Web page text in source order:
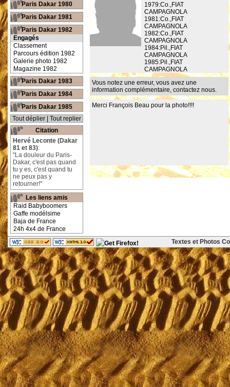
1979:Co.,FIAT
CAMPAGNOLA
1981:Co.,FIAT
CAMPAGNOLA
1982:Co.,FIAT
CAMPAGNOLA
1984:Pil.,FIAT
CAMPAGNOLA
1985:Pil.,FIAT
CAMPAGNOLA
Vous notez une erreur, vous avez une
information complémentaire, contactez nous.
Merci François Beau pour la photo!!!!
Paris Dakar 1980
Paris Dakar 1981
Paris Dakar 1982
Engagés
Classement
Parcours édition 1982
Galerie photo 1982
Magazine 1982
Paris Dakar 1983
Paris Dakar 1984
Paris Dakar 1985
Tout déplier
Tout replier
Citation
Hervé Leconte (Dakar
81 et 83):
"La douleur du Paris-
Dakar, c'est pas quand
tu y es, c'est quand tu
ne peux pas y
retourner!"
Les liens amis
Raid Babyboomers
Gaffe modélsime
Baja de France
24h 4x4 de France
Textes et Photos